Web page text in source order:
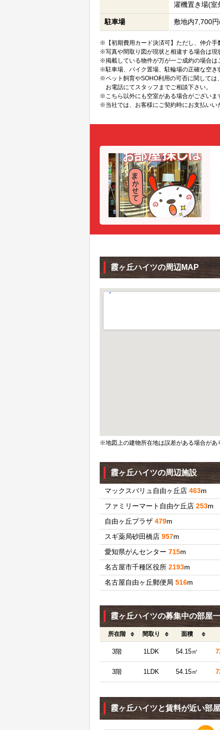
濯機置き場(室
駐車場 敷地内7,700
※【初期費用カード決済可】ただし、仲介
※写真や間取り図が現状と相違する場合は現
※掲載している物件が万が一ご成約の場合は
※駐車場、バイク置場、駐輪場の正確な空
※ペット飼育やSOHO利用の可否に関しては
お電話にてスタッフまでご相談下さい。
※こちら以外にも空室がある場合がござい
※当社では、お客様にご契約時にお支払いい
霞ヶ丘ハイツの周辺MAP
※地図上の建物所在地は誤差がある場合があ
霞ヶ丘ハイツの周辺施設
マックスバリュ自由ヶ丘店 463m
ファミリーマート自由ケ丘店 253m
自由ヶ丘プラザ 479m
スギ薬局砂田橋店 957m
愛知県がんセンター 715m
名古屋市千種区役所 2193m
名古屋自由ヶ丘郵便局 516m
霞ヶ丘ハイツの募集中の部屋
所在階 間取り 面積
3階 1LDK 54.15㎡
3階 1LDK 54.15㎡
霞ヶ丘ハイツと賃料が近い部